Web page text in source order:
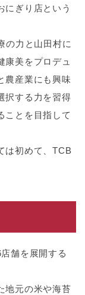
にぎり店という
の力と山田村に
康美をプロデュ
農産業にも興味
択する力を習得
ことを目指して
は初めて、TCB
舗を展開する
地元の米や海苔